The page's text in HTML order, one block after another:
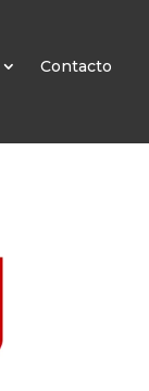
Contacto